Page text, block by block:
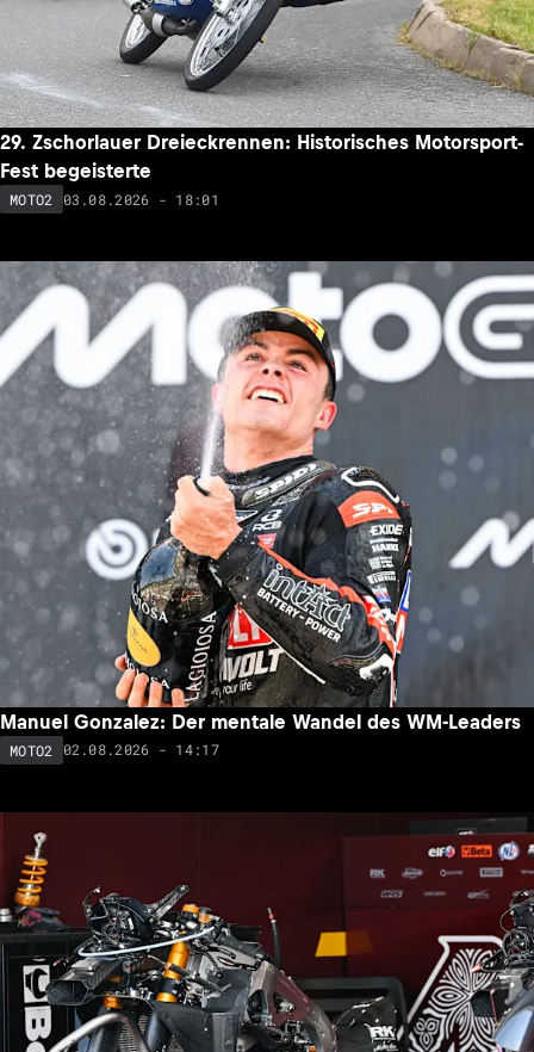
29. Zschorlauer Dreieckrennen: Historisches Motorsport-
Fest begeisterte
MOTO2 03.08.2026 - 18:01
Manuel Gonzalez: Der mentale Wandel des WM-Leaders
MOTO2 02.08.2026 - 14:17